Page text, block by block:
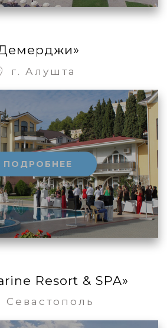
г. Алушта
ПОДРОБНЕЕ
Resort & SPA»
Севастополь